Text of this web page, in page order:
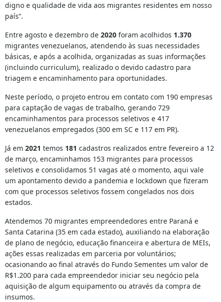
digno e qualidade de vida aos migrantes residentes em nosso
país“.
Entre agosto e dezembro de 2020 foram acolhidos 1.370
migrantes venezuelanos, atendendo às suas necessidades
básicas, e após a acolhida, organizadas as suas informações
(incluindo curriculum), realizado o devido cadastro para
triagem e encaminhamento para oportunidades.
Neste período, o projeto entrou em contato com 190 empresas
para captação de vagas de trabalho, gerando 729
encaminhamentos para processos seletivos e 417
venezuelanos empregados (300 em SC e 117 em PR).
Já em 2021 temos 181 cadastros realizados entre fevereiro a 12
de março, encaminhamos 153 migrantes para processos
seletivos e consolidamos 51 vagas até o momento, aqui vale
um apontamento devido a pandemia e lockdown que fizeram
com que processos seletivos fossem congelados nos dois
estados.
Atendemos 70 migrantes empreendedores entre Paraná e
Santa Catarina (35 em cada estado), auxiliando na elaboração
de plano de negócio, educação financeira e abertura de MEIs,
ações essas realizadas em parceria por voluntários;
ocasionando ao final através do Fundo Sementes um valor de
R$1.200 para cada empreendedor iniciar seu negócio pela
aquisição de algum equipamento ou através da compra de
insumos.